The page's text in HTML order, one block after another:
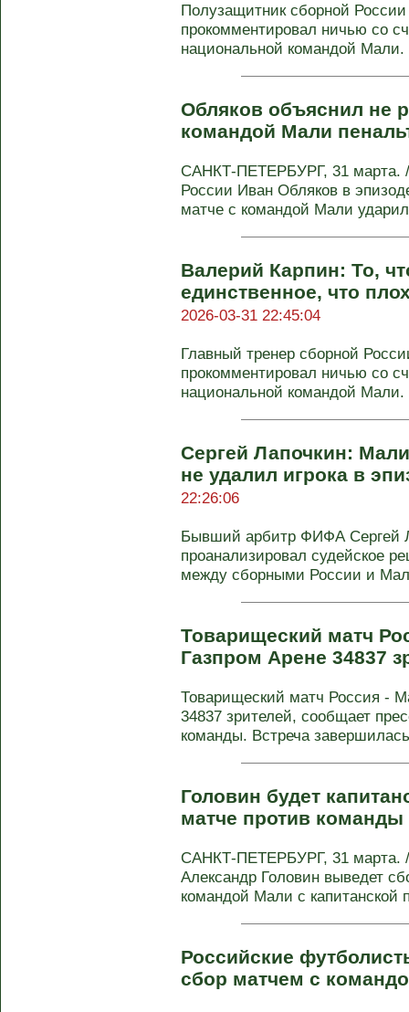
Полузащитник сборной
прокомментировал ничью со
национальной командой Мали.
Обляков объяснил не
командой Мали
САНКТ-ПЕТЕРБУРГ, 31 марта.
России Иван Обляков в
матче с командой Мали ударил
Валерий Карпин: То,
единственное, что
2026-03-31 22:45:04
Главный тренер сборной
прокомментировал ничью со
национальной командой Мали.
Сергей Лапочкин:
не удалил игрока в
22:26:06
Бывший арбитр ФИФА Сергей
проанализировал судейское
между сборными России и
Товарищеский матч
Газпром Арене 34837
Товарищеский матч Россия -
34837 зрителей, сообщает
команды. Встреча
Головин будет
матче против
САНКТ-ПЕТЕРБУРГ, 31 марта.
Александр Головин выведет
командой Мали с капитанской
Российские
сбор матчем с